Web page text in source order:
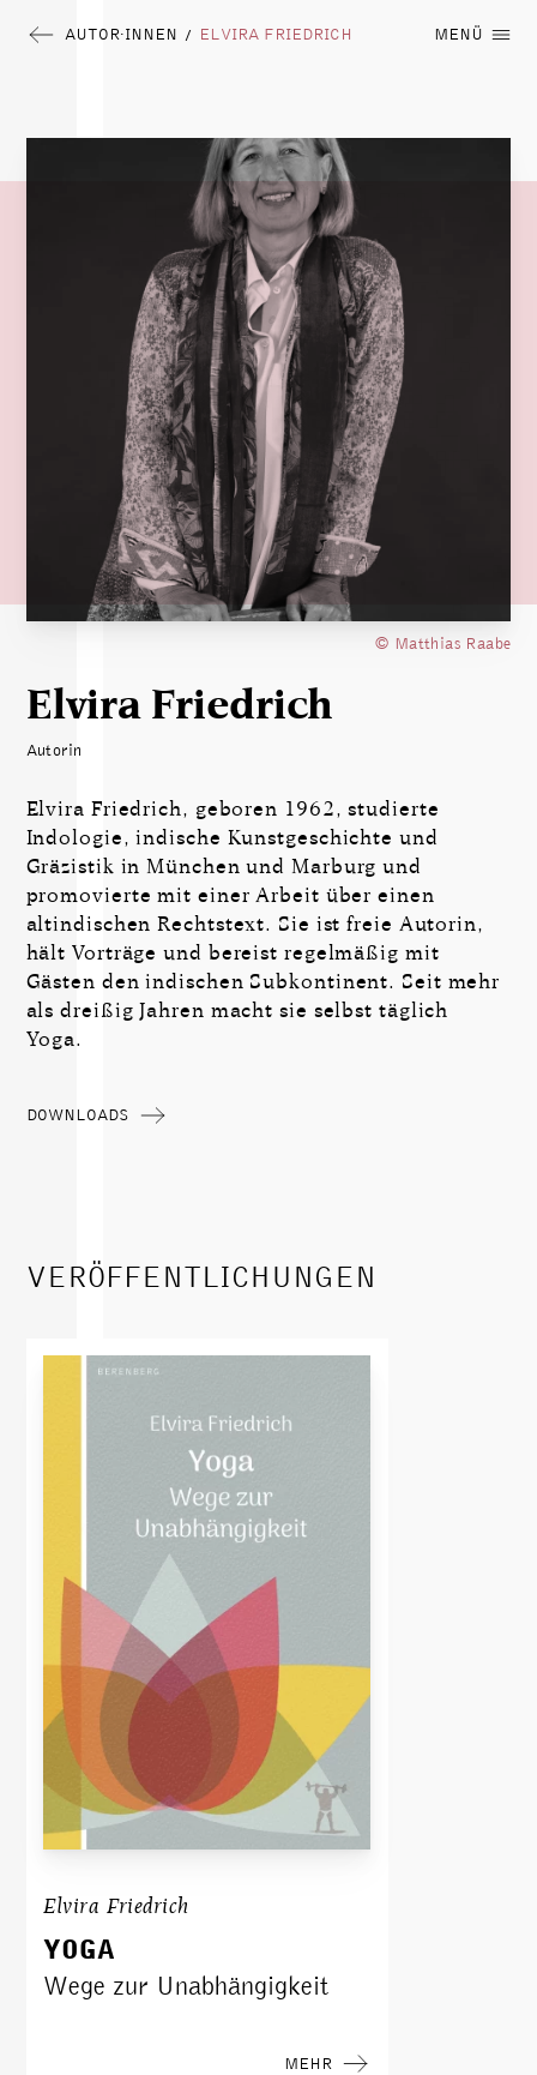
AUTOR∙INNEN / ELVIRA FRIEDRICH MENÜ
© Matthias Raabe
Elvira Friedrich
Autorin
Elvira Friedrich, geboren 1962, studierte
Indologie, indische Kunstgeschichte und
Gräzistik in München und Marburg und
promovierte mit einer Arbeit über einen
altindischen Rechtstext. Sie ist freie Autorin,
hält Vorträge und bereist regelmäßig mit
Gästen den indischen Subkontinent. Seit mehr
als dreißig Jahren macht sie selbst täglich
Yoga.
DOWNLOADS
VERÖFFENTLICHUNGEN
Elvira Friedrich
YOGA
Wege zur Unabhängigkeit
MEHR